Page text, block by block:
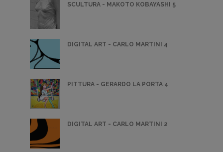
SCULTURA - MAKOTO KOBAYASHI 5
DIGITAL ART - CARLO MARTINI 4
PITTURA - GERARDO LA PORTA 4
DIGITAL ART - CARLO MARTINI 2